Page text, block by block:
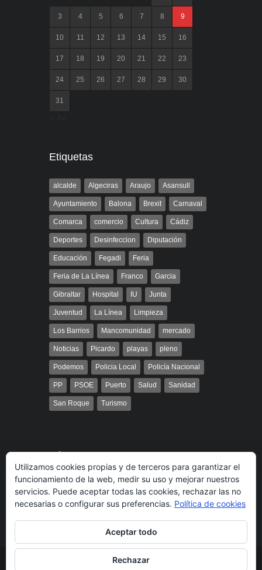
3 4 5 6 7 8 9
10 11 12 13 14 15 16
17 18 19 20 21 22 23
24 25 26 27 28 29 30
31
Etiquetas
alcalde Algeciras Araujo Asansull
Ayuntamiento Balona Brexit Carnaval
Comarca comercio Cultura Cádiz
Deportes Desinfeccion Diputación
Educación Fegadi Feria
Feria de La Línea Franco Garcia
Gibraltar Hospital IU Junta
Juventud La Línea Limpieza
Los Barrios Mancomunidad mercado
Noticias Picardo playas pleno
Podemos Policia Local Policía Nacional
PP PSOE Puerto Salud Sanidad
San Roque Turismo
Búsqueda
© 2014 Radio Bahía Gibraltar desarrollado por
Utilizamos cookies propias y de terceros para garantizar el
funcionamiento de la web, medir su uso y mejorar nuestros
servicios. Puede aceptar todas las cookies, rechazar las no
necesarias o configurar sus preferencias. Política de cookies
Aceptar todo
Rechazar